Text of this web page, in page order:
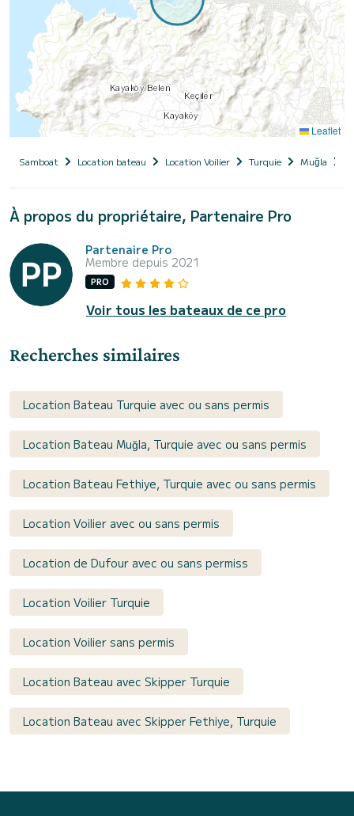
Leaflet
Samboat Location bateau Location Voilier Turquie Muğla
À propos du propriétaire, Partenaire Pro
Partenaire Pro
Membre depuis 2021
PRO
Voir tous les bateaux de ce pro
Recherches similaires
Location Bateau Turquie avec ou sans permis
Location Bateau Muğla, Turquie avec ou sans permis
Location Bateau Fethiye, Turquie avec ou sans permis
Location Voilier avec ou sans permis
Location de Dufour avec ou sans permiss
Location Voilier Turquie
Location Voilier sans permis
Location Bateau avec Skipper Turquie
Location Bateau avec Skipper Fethiye, Turquie